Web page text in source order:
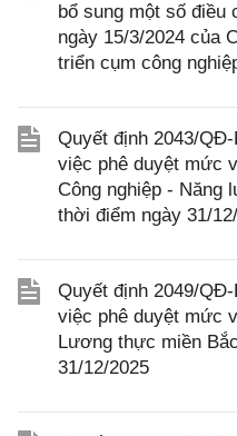
bổ sung một số điều
ngày 15/3/2024 của
triển cụm công
Quyết định 2043/
việc phê duyệt mức
Công nghiệp - Năng
thời điểm ngày 31/
Quyết định 2049/
việc phê duyệt mức
Lương thực miền
31/12/2025